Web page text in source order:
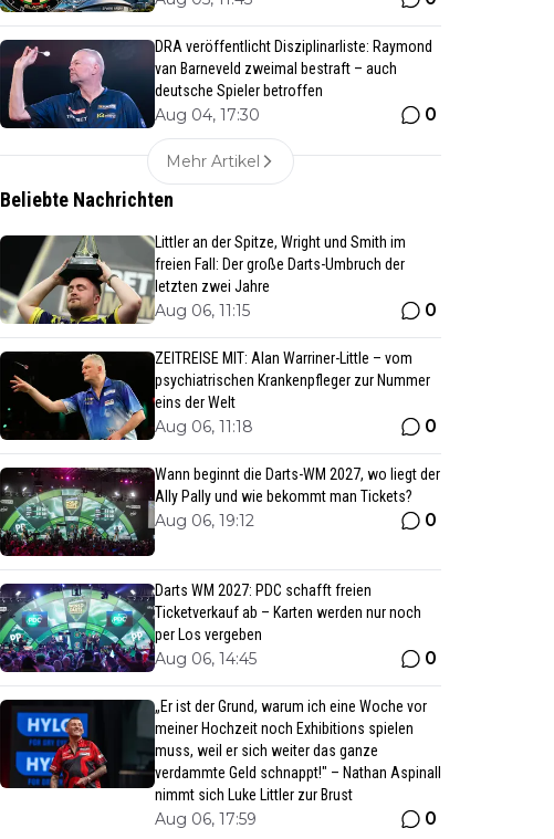
DRA veröffentlicht Disziplinarliste: Raymond
van Barneveld zweimal bestraft – auch
deutsche Spieler betroffen
Aug 04, 17:30 0
Mehr Artikel
Beliebte Nachrichten
Littler an der Spitze, Wright und Smith im
freien Fall: Der große Darts-Umbruch der
letzten zwei Jahre
Aug 06, 11:15 0
ZEITREISE MIT: Alan Warriner-Little – vom
psychiatrischen Krankenpfleger zur Nummer
eins der Welt
Aug 06, 11:18 0
Wann beginnt die Darts-WM 2027, wo liegt der
Ally Pally und wie bekommt man Tickets?
Aug 06, 19:12 0
Darts WM 2027: PDC schafft freien
Ticketverkauf ab – Karten werden nur noch
per Los vergeben
Aug 06, 14:45 0
„Er ist der Grund, warum ich eine Woche vor
meiner Hochzeit noch Exhibitions spielen
muss, weil er sich weiter das ganze
verdammte Geld schnappt!" – Nathan Aspinall
nimmt sich Luke Littler zur Brust
Aug 06, 17:59 0